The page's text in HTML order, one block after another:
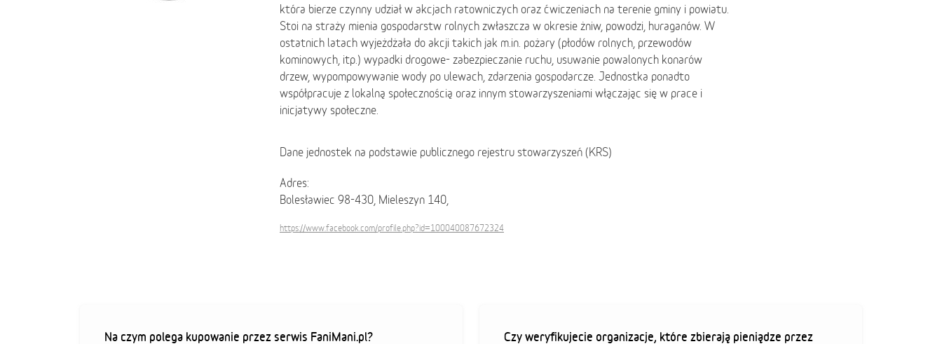
która bierze czynny udział w akcjach ratowniczych oraz ćwiczeniach na terenie gminy i powiatu.
Stoi na straży mienia gospodarstw rolnych zwłaszcza w okresie żniw, powodzi, huraganów. W
ostatnich latach wyjeżdżała do akcji takich jak m.in. pożary (płodów rolnych, przewodów
kominowych, itp.) wypadki drogowe- zabezpieczanie ruchu, usuwanie powalonych konarów
drzew, wypompowywanie wody po ulewach, zdarzenia gospodarcze. Jednostka ponadto
współpracuje z lokalną społecznością oraz innym stowarzyszeniami włączając się w prace i
inicjatywy społeczne.
Dane jednostek na podstawie publicznego rejestru stowarzyszeń (KRS)
Adres:
Bolesławiec 98-430, Mieleszyn 140,
https://www.facebook.com/profile.php?id=100040087672324
Na czym polega kupowanie przez serwis FaniMani.pl? Czy weryfikujecie organizacje, które zbierają pieniądze przez